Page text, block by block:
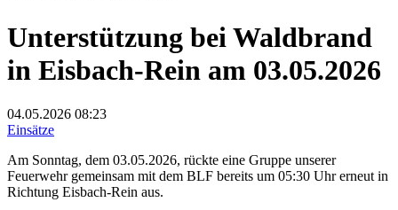
Unterstützung bei Waldbrand
in Eisbach-Rein am 03.05.2026
04.05.2026 08:23
Einsätze
Am Sonntag, dem 03.05.2026, rückte eine Gruppe unserer
Feuerwehr gemeinsam mit dem BLF bereits um 05:30 Uhr erneut in
Richtung Eisbach‑Rein aus.